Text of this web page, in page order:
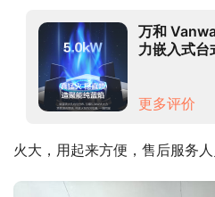
万和
力嵌入式台
更多评价
火大，用起来方便，售后服务